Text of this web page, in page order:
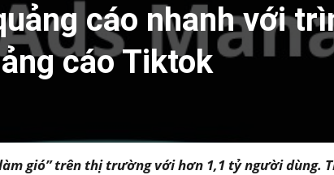
cáo nhanh với
cáo Tiktok
gió” trên thị trường với hơn 1,1 tỷ người dùng.